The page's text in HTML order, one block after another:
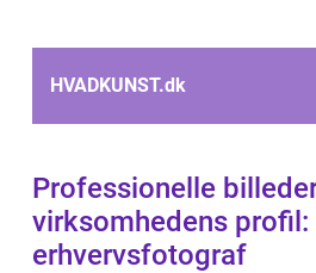
HVADKUNST.dk
Professionelle
virksomhedens
erhvervsfotograf